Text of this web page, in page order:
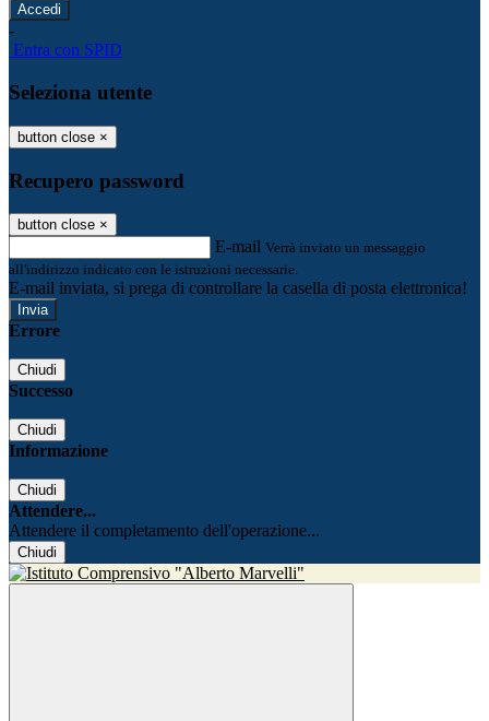
-
Entra con SPID
Seleziona utente
button close ×
Recupero password
button close ×
E-mail Verrà inviato un messaggio
all'indirizzo indicato con le istruzioni necessarie.
E-mail inviata, si prega di controllare la casella di posta elettronica!
Errore
Chiudi
Successo
Chiudi
Informazione
Chiudi
Attendere...
Attendere il completamento dell'operazione...
Chiudi